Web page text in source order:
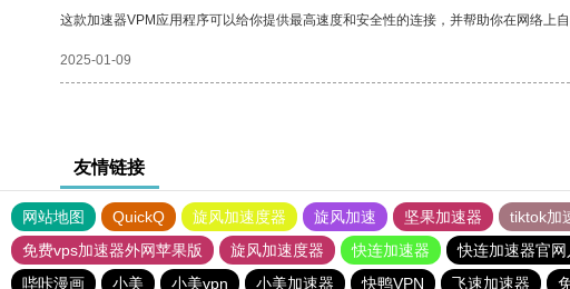
这款加速器VPM应用程序可以给你提供最高速度和安全性的连接，并帮助你在网络上自
2025-01-09
友情链接
网站地图 QuickQ 旋风加速度器 旋风加速 坚果加速器 tiktok加
免费vps加速器外网苹果版
旋风加速度器 快连加速器 快连加速器官网
哔咔漫画
小美 小美vpn 小美加速器 快鸭VPN 飞速加速器